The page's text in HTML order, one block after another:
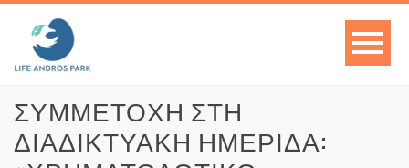
ΣΥΜΜΕΤΟΧΉ ΣΤΗ
ΔΙΑΔΙΚΤΥΑΚΉ ΗΜΕΡΊΔΑ: